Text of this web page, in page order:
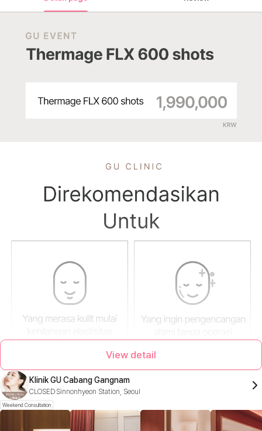
View detail
Klinik GU Cabang Gangnam
CLOSED Sinnonhyeon Station, Seoul
Weekend Consultation